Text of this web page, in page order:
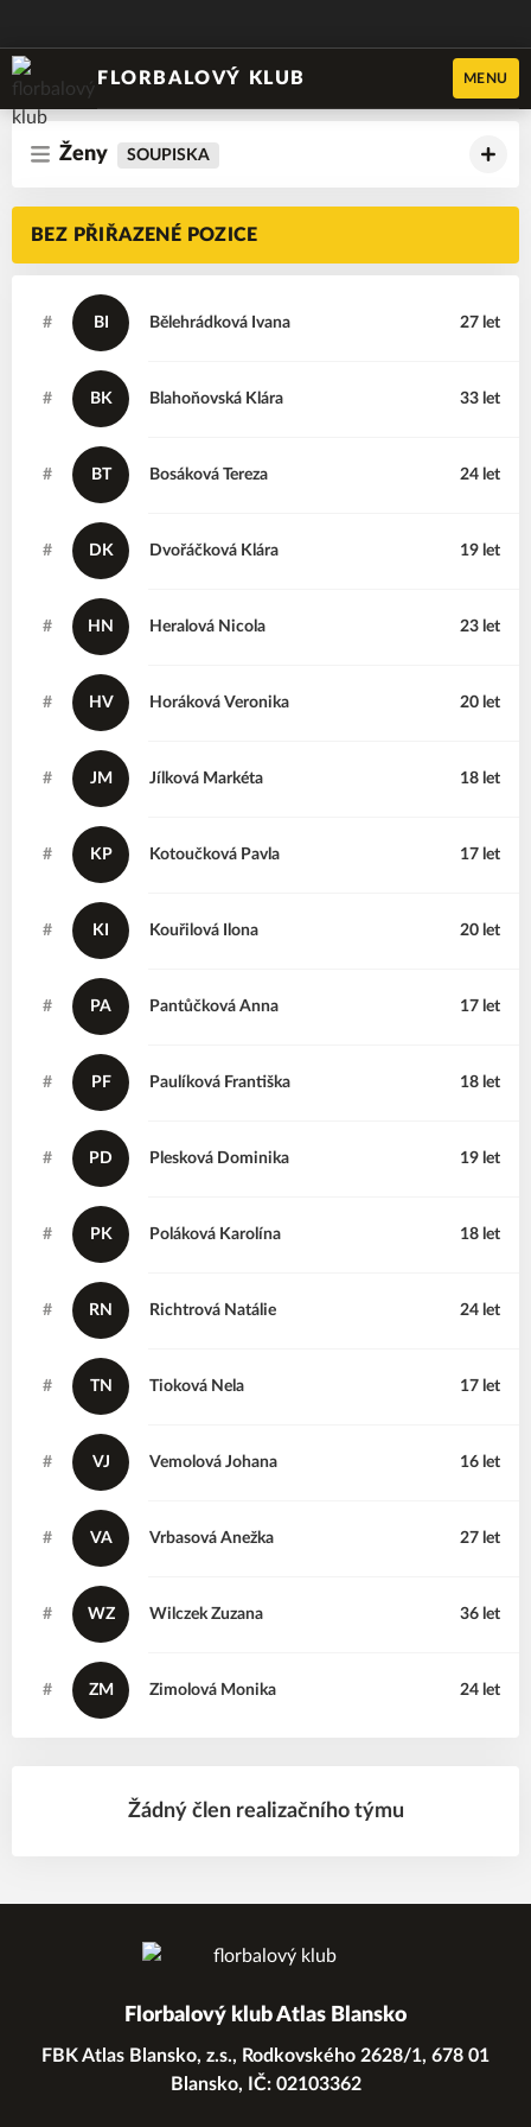
FLORBALOVÝ KLUB MENU
Ženy SOUPISKA
Žádný člen realizačního týmu
BEZ PŘIŘAZENÉ POZICE
# BI Ivana
Bělehrádková 27 let
# BK Klára
Blahoňovská 33 let
# BT Tereza
Bosáková 24 let
# DK Klára
Dvořáčková 19 let
# HN Nicola
Heralová 23 let
# HV Veronika
Horáková 20 let
# JM Markéta
Jílková 18 let
# KP Pavla
Kotoučková 17 let
# KI Ilona
Kouřilová 20 let
# PA Anna
Pantůčková 17 let
# PF Františka
Paulíková 18 let
# PD Dominika
Plesková 19 let
# PK Karolína
Poláková 18 let
# RN Natálie
Richtrová 24 let
# TN Nela
Tioková 17 let
# VJ Johana
Vemolová 16 let
# VA Anežka
Vrbasová 27 let
# WZ Zuzana
Wilczek 36 let
# ZM Monika
Zimolová 24 let
Florbalový klub Atlas Blansko
FBK Atlas Blansko, z.s., Rodkovského 2628/1, 678 01
Blansko, IČ: 02103362